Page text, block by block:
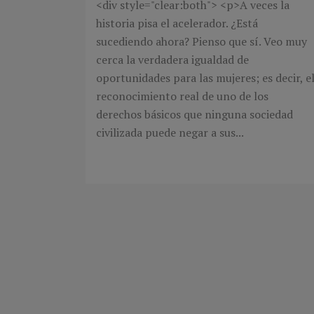
<div style="clear:both"> <p>A veces la
historia pisa el acelerador. ¿Está
sucediendo ahora? Pienso que sí. Veo muy
cerca la verdadera igualdad de
oportunidades para las mujeres; es decir, el
reconocimiento real de uno de los
derechos básicos que ninguna sociedad
civilizada puede negar a sus...